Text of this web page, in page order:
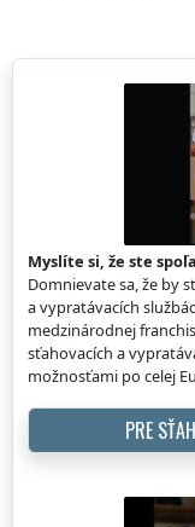
Myslíte si, že ste
Domnievate sa, že by
a vypratávacích
medzinárodnej
sťahovacích a
možnosťami po celej
PRE